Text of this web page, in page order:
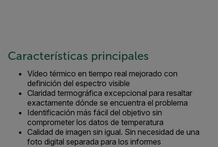
Características principales
Vídeo térmico en tiempo real mejorado con
definición del espectro visible
Claridad termográfica excepcional para resaltar
exactamente dónde se encuentra el problema
Identificación más fácil del objetivo sin
comprometer los datos de temperatura
Calidad de imagen sin igual. Sin necesidad de una
foto digital separada para los informes